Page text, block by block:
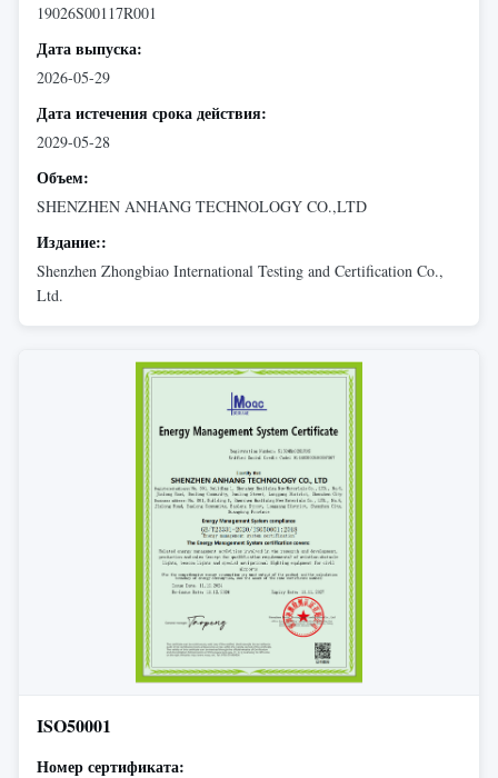
19026S00117R001
Дата выпуска:
2026-05-29
Дата истечения срока действия:
2029-05-28
Объем:
SHENZHEN ANHANG TECHNOLOGY CO.,LTD
Издание::
Shenzhen Zhongbiao International Testing and Certification Co.,
Ltd.
ISO50001
Номер сертификата: